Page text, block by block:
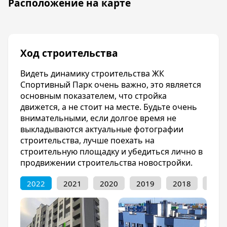
Спортивный парк находятся детские сады и
комплекса будет установлено большое
спортсменов. Но также будут детские
площадки и зоны отдыха.
Несмотря на то, что ЖК Спортивный парк еще
в ходе строительства, купить квартиру
возможно уже сейчас.
Инфраструктура
В пешей доступности от ЖК Спортивный парк
располагаются три школы, два детских сада,
торгово-развлекательные центры,
поликлиники, гипермаркеты. Не далеко
находится скейт-парк и другие зоны
развлечений
Расположение на карте
Ход строительства
Видеть динамику строительства ЖК
Спортивный Парк очень важно, это является
основным показателем, что стройка
движется, а не стоит на месте. Будьте очень
внимательными, если долгое время не
выкладываются актуальные фотографии
строительства, лучше поехать на
строительную площадку и убедиться лично в
продвижении строительства новостройки.
2022 2021 2020 2019 2018